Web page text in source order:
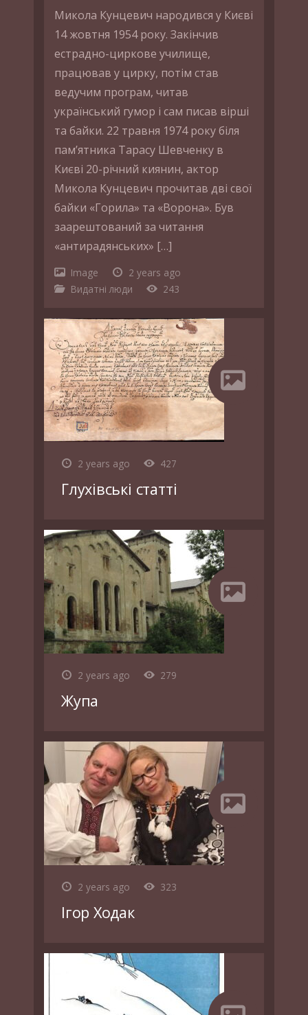
Микола Кунцевич народився у Києві
14 жовтня 1954 року. Закінчив
естрадно-циркове училище,
працював у цирку, потім став
ведучим програм, читав
український гумор і сам писав вірші
та байки. 22 травня 1974 року біля
пам’ятника Тарасу Шевченку в
Києві 20-річний киянин, актор
Микола Кунцевич прочитав дві свої
байки «Горила» та «Ворона». Був
заарештований за читання
«антирадянських» […]
Image
2 years ago
Видатні люди
243
2 years ago 427
Глухівські статті
2 years ago 279
Жупа
2 years ago 323
Ігор Ходак